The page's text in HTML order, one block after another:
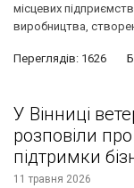
місцевих
виробництва,
Переглядів: 1626
У Вінниці
розповіли
підтримки
11 травня 2026